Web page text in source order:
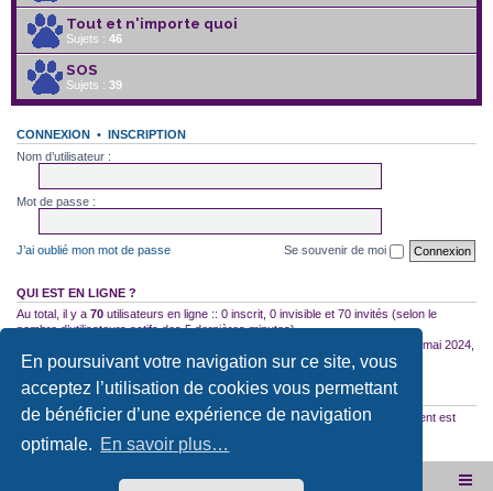
En poursuivant votre navigation sur ce site, vous
acceptez l’utilisation de cookies vous permettant
de bénéficier d’une expérience de navigation
optimale. En savoir plus…
Tout et n'importe quoi
Sujets : 46
SOS
Sujets : 39
CONNEXION • INSCRIPTION
Nom d’utilisateur :
Mot de passe :
J’ai oublié mon mot de passe Se souvenir de moi
QUI EST EN LIGNE ?
Au total, il y a 70 utilisateurs en ligne :: 0 inscrit, 0 invisible et 70 invités (selon le
nombre d’utilisateurs actifs des 5 dernières minutes)
le 10 mai 2024,
18:04
STATISTIQUES
35522messages •2587sujets •2960 membres • Notre membre le plus récent est
Site internet de l'association Accueil du forum